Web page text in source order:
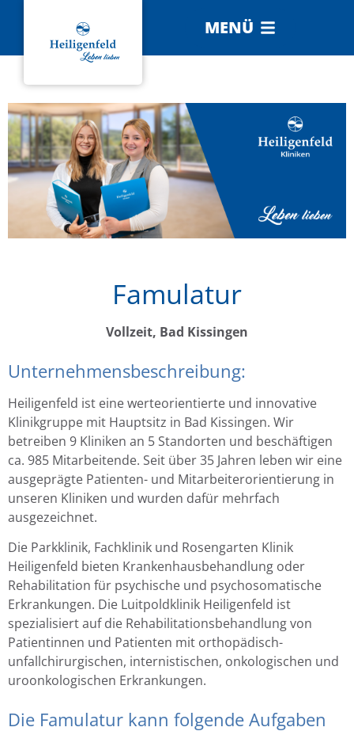
MENÜ
Famulatur
Vollzeit, Bad Kissingen
Unternehmensbeschreibung:
Heiligenfeld ist eine werteorientierte und innovative
Klinikgruppe mit Hauptsitz in Bad Kissingen. Wir
betreiben 9 Kliniken an 5 Standorten und beschäftigen
ca. 985 Mitarbeitende. Seit über 35 Jahren leben wir eine
ausgeprägte Patienten- und Mitarbeiterorientierung in
unseren Kliniken und wurden dafür mehrfach
ausgezeichnet.
Die Parkklinik, Fachklinik und Rosengarten Klinik
Heiligenfeld bieten Krankenhausbehandlung oder
Rehabilitation für psychische und psychosomatische
Erkrankungen. Die Luitpoldklinik Heiligenfeld ist
spezialisiert auf die Rehabilitationsbehandlung von
Patientinnen und Patienten mit orthopädisch-
unfallchirurgischen, internistischen, onkologischen und
uroonkologischen Erkrankungen.
Die Famulatur kann folgende Aufgaben